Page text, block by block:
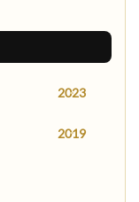
2023
2019